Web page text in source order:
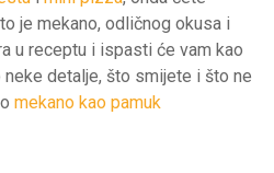
je mekano, odličnog okusa i
u receptu i ispasti će vam kao
detalje, što smijete i što ne
mekano kao pamuk